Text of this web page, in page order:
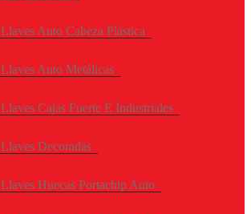
Llaves Auto Cabeza Plástica
Llaves Auto Metálicas
Llaves Cajas Fuerte E Industriales
Llaves Decoradas
Llaves Huecas Portachip Auto